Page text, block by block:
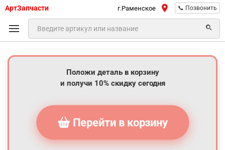
АртЗапчасти г.Раменское 📞 Позвонить
Положи деталь в корзину
и получи 10% скидку сегодня
Перейти в корзину